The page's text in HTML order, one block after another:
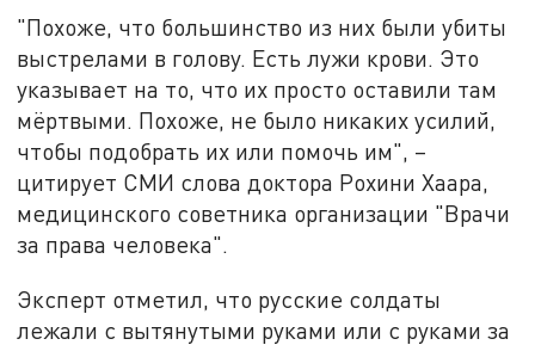
"Похоже, что большинство из них были убиты
выстрелами в голову. Есть лужи крови. Это
указывает на то, что их просто оставили там
мёртвыми. Похоже, не было никаких усилий,
чтобы подобрать их или помочь им", –
цитирует СМИ слова доктора Рохини Хаара,
медицинского советника организации "Врачи
за права человека".
Эксперт отметил, что русские солдаты
лежали с вытянутыми руками или с руками за